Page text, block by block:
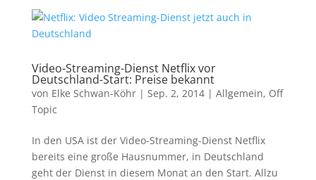
Video-Streaming-Dienst Netflix vor
Deutschland-Start: Preise bekannt
von Elke Schwan-Köhr| Sep. 2, 2014| Allgemein, Off
Topic
In den USA ist der Video-Streaming-Dienst Netflix
bereits eine große Hausnummer, in Deutschland
geht der Dienst in diesem Monat an den Start. Allzu